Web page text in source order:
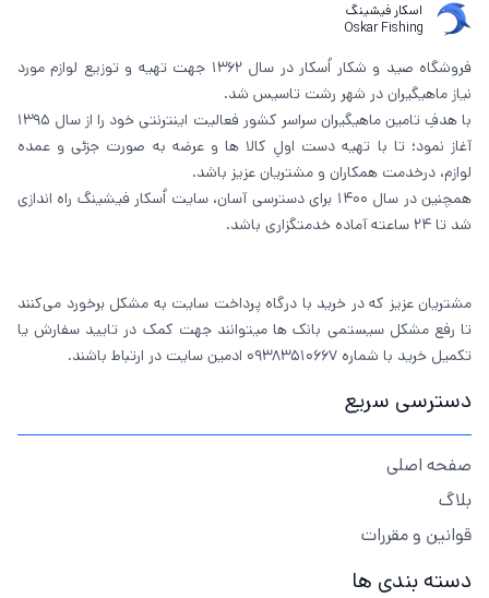
اسکار فیشینگ
Oskar Fishing
فروشگاه صید و شکار اُسکار در سال 1362 جهت تهیه و توزیع لوازم مورد
نیاز ماهیگیران در شهر رشت تاسیس شد.
با هدفِ تامین ماهیگیران سراسر کشور فعالیت اینترنتی خود را از سال 1395
آغاز نمود؛ تا با تهیه دست اولِ کالا ها و عرضه به صورت جزئی و عمده
لوازم، درخدمت همکاران و مشتریان عزیز باشد.
همچنین در سال 1400 برای دسترسی آسان، سایت اُسکار فیشینگ راه اندازی
شد تا 24 ساعته آماده خدمتگزاری باشد.
مشتریان عزیز که در خرید با درگاه پرداخت سایت به مشکل برخورد می‌کنند
تا رفع مشکل سیستمی بانک ها میتوانند جهت کمک در تایید سفارش یا
تکمیل خرید با شماره 09383510667 ادمین سایت در ارتباط باشند.
دسترسی سریع
صفحه اصلی
بلاگ
قوانین و مقررات
دسته بندی ها